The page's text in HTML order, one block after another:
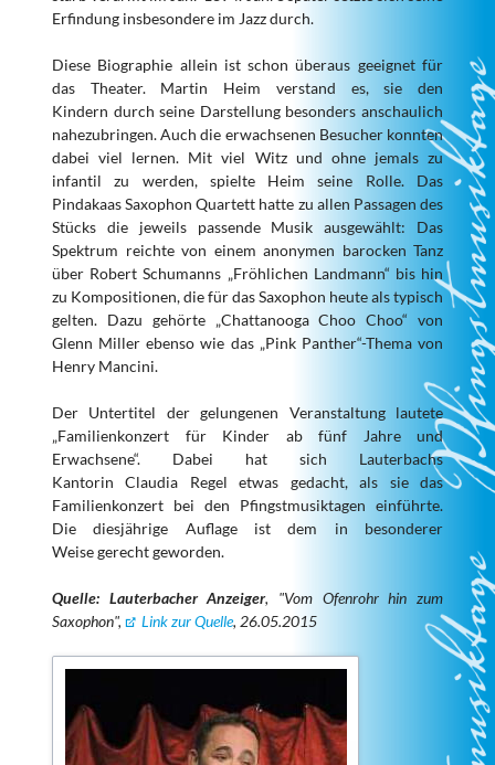
Erfindung insbesondere im Jazz durch.
Diese Biographie allein ist schon überaus geeignet für
das Theater. Martin Heim verstand es, sie den
Kindern durch seine Darstellung besonders anschaulich
nahezubringen. Auch die erwachsenen Besucher konnten
dabei viel lernen. Mit viel Witz und ohne jemals zu
infantil zu werden, spielte Heim seine Rolle. Das
Pindakaas Saxophon Quartett hatte zu allen Passagen des
Stücks die jeweils passende Musik ausgewählt: Das
Spektrum reichte von einem anonymen barocken Tanz
über Robert Schumanns „Fröhlichen Landmann“ bis hin
zu Kompositionen, die für das Saxophon heute als typisch
gelten. Dazu gehörte „Chattanooga Choo Choo“ von
Glenn Miller ebenso wie das „Pink Panther“-Thema von
Henry Mancini.
Der Untertitel der gelungenen Veranstaltung lautete
„Familienkonzert für Kinder ab fünf Jahre und
Erwachsene“. Dabei hat sich Lauterbachs
Kantorin Claudia Regel etwas gedacht, als sie das
Familienkonzert bei den Pfingstmusiktagen einführte.
Die diesjährige Auflage ist dem in besonderer
Weise gerecht geworden.
Quelle: Lauterbacher Anzeiger, "Vom Ofenrohr hin zum
Saxophon",
Link zur Quelle, 26.05.2015